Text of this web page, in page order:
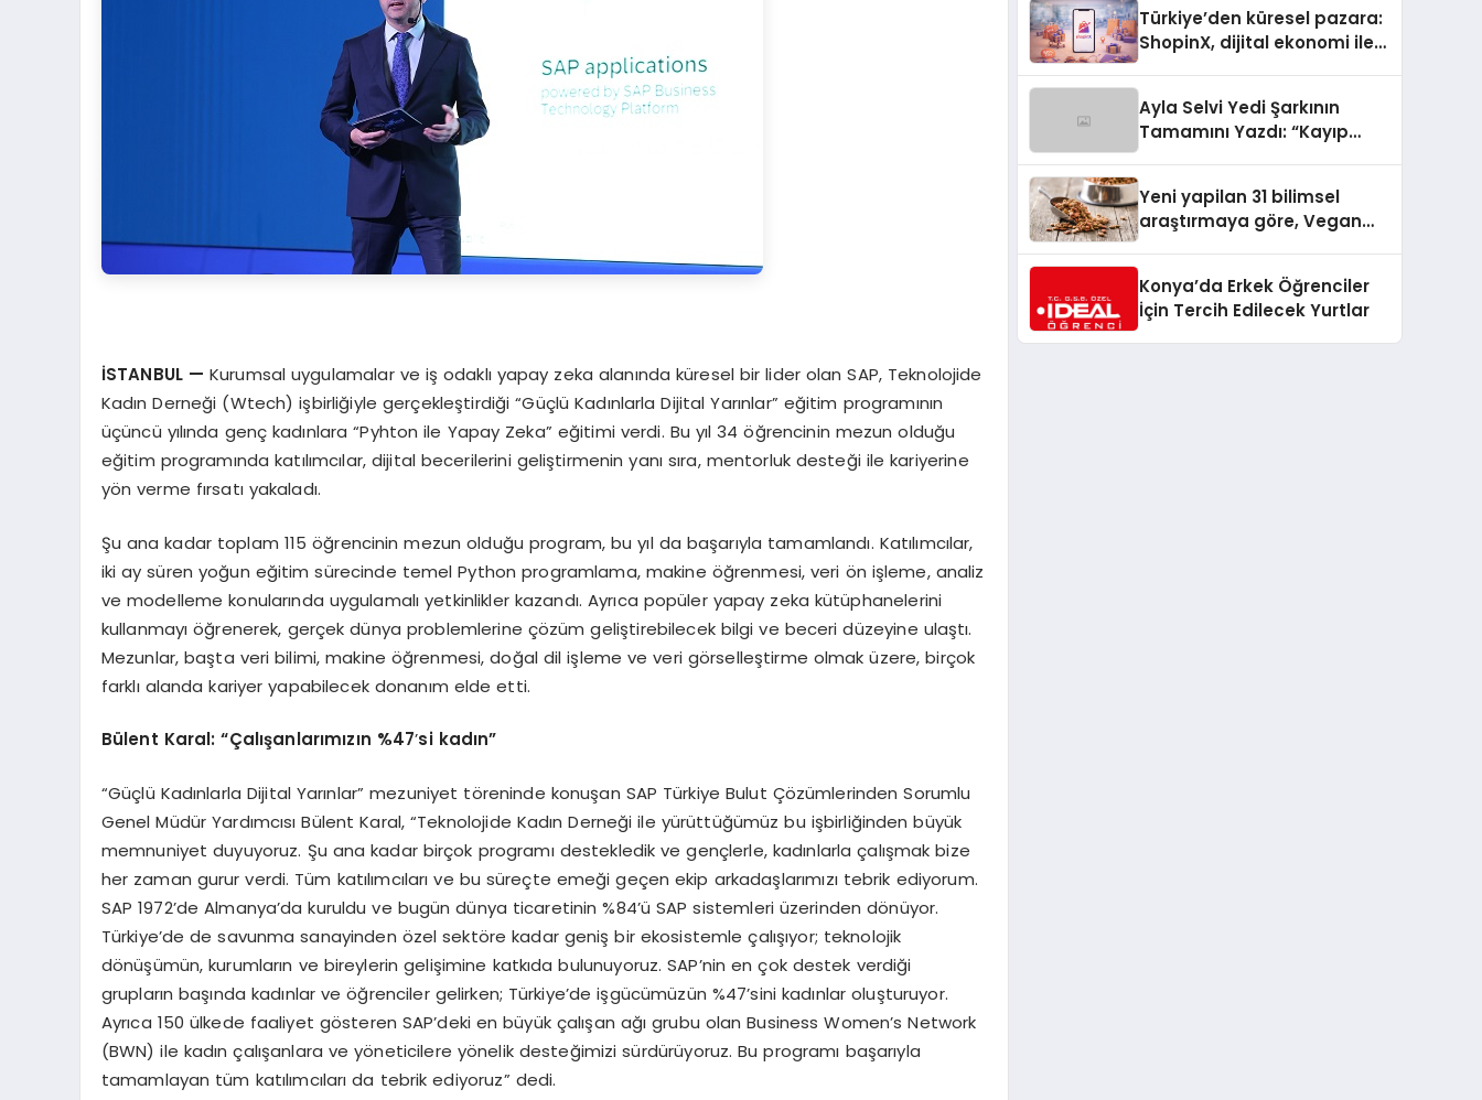
İSTANBUL — Kurumsal uygulamalar ve iş odaklı yapay zeka alanında küresel bir lider olan SAP, Teknolojide
Kadın Derneği (Wtech) işbirliğiyle gerçekleştirdiği “Güçlü Kadınlarla Dijital Yarınlar” eğitim programının
üçüncü yılında genç kadınlara “Pyhton ile Yapay Zeka” eğitimi verdi. Bu yıl 34 öğrencinin mezun olduğu
eğitim programında katılımcılar, dijital becerilerini geliştirmenin yanı sıra, mentorluk desteği ile kariyerine
yön verme fırsatı yakaladı.
Şu ana kadar toplam 115 öğrencinin mezun olduğu program, bu yıl da başarıyla tamamlandı. Katılımcılar,
iki ay süren yoğun eğitim sürecinde temel Python programlama, makine öğrenmesi, veri ön işleme, analiz
ve modelleme konularında uygulamalı yetkinlikler kazandı. Ayrıca popüler yapay zeka kütüphanelerini
kullanmayı öğrenerek, gerçek dünya problemlerine çözüm geliştirebilecek bilgi ve beceri düzeyine ulaştı.
Mezunlar, başta veri bilimi, makine öğrenmesi, doğal dil işleme ve veri görselleştirme olmak üzere, birçok
farklı alanda kariyer yapabilecek donanım elde etti.
Bülent Karal: “Çalışanlarımızın %47’si kadın”
“Güçlü Kadınlarla Dijital Yarınlar” mezuniyet töreninde konuşan SAP Türkiye Bulut Çözümlerinden Sorumlu
Genel Müdür Yardımcısı Bülent Karal, “Teknolojide Kadın Derneği ile yürüttüğümüz bu işbirliğinden büyük
memnuniyet duyuyoruz. Şu ana kadar birçok programı destekledik ve gençlerle, kadınlarla çalışmak bize
her zaman gurur verdi. Tüm katılımcıları ve bu süreçte emeği geçen ekip arkadaşlarımızı tebrik ediyorum.
SAP 1972’de Almanya’da kuruldu ve bugün dünya ticaretinin %84’ü SAP sistemleri üzerinden dönüyor.
Türkiye’de de savunma sanayinden özel sektöre kadar geniş bir ekosistemle çalışıyor; teknolojik
dönüşümün, kurumların ve bireylerin gelişimine katkıda bulunuyoruz. SAP’nin en çok destek verdiği
grupların başında kadınlar ve öğrenciler gelirken; Türkiye’de işgücümüzün %47’sini kadınlar oluşturuyor.
Ayrıca 150 ülkede faaliyet gösteren SAP’deki en büyük çalışan ağı grubu olan Business Women’s Network
(BWN) ile kadın çalışanlara ve yöneticilere yönelik desteğimizi sürdürüyoruz. Bu programı başarıyla
tamamlayan tüm katılımcıları da tebrik ediyoruz” dedi.
Türkiye’den küresel pazara:
ShopinX, dijital ekonomi ile
Ayla Selvi Yedi Şarkının
Tamamını Yazdı: “Kayıp
Yeni yapilan 31 bilimsel
araştırmaya göre, Vegan
Sindirildiğini Ortaya Koydu
Konya’da Erkek Öğrenciler
İçin Tercih Edilecek Yurtlar